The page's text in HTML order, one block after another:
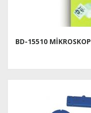
BD-15510 MİKROSKOP